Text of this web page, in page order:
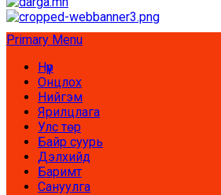
Primary Menu
Нүүр
Онцлох
Нийгэм
Ярилцлага
Улс төр
Байр суурь
Дэлхийд
Баримт
Сануулга